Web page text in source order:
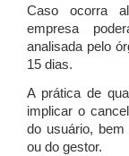
Caso ocorra
empresa
analisada pelo
15 dias.
A prática de
implicar o
do usuário,
ou do gestor.